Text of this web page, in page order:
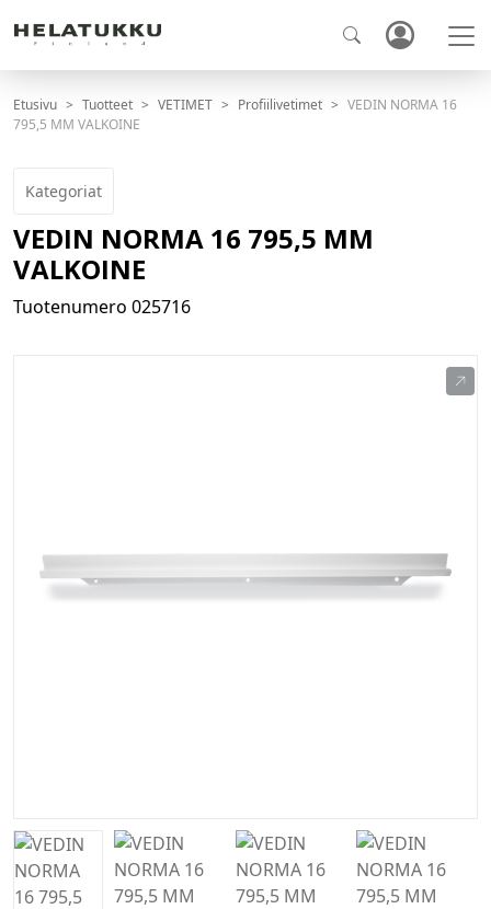
Etusivu Tuotteet VETIMET Profiilivetimet
VEDIN NORMA 16
795,5 MM VALKOINE
Kategoriat
VEDIN NORMA 16 795,5 MM
VALKOINE
Tuotenumero 025716